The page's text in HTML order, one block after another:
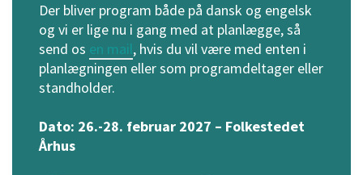
Der bliver program både på dansk og engelsk
og vi er lige nu i gang med at planlægge, så
send os en mail, hvis du vil være med enten i
planlægningen eller som programdeltager eller
standholder.
Dato: 26.-28. februar 2027 – Folkestedet
Århus